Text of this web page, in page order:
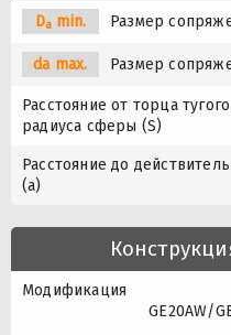
Da min. Размер
da max. Размер
Расстояние от торца
радиуса сферы (S)
Расстояние до
(a)
Модификация
GE20AW/